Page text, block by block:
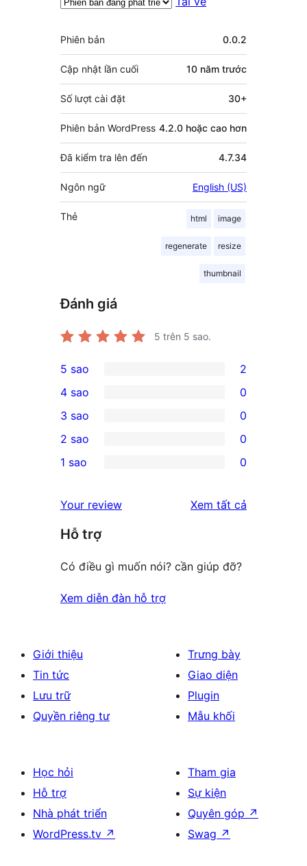
Meta
Phiên bản 0.0.2
Cập nhật lần cuối 10 năm trước
Số lượt cài đặt 30+
Phiên bản WordPress 4.2.0 hoặc cao hơn
Đã kiểm tra lên đến 4.7.34
Ngôn ngữ English (US)
Thẻ html image
regenerate resize
thumbnail
Đánh giá
5 trên 5 sao.
2
5-
star
reviews
5 sao 2
4-
star
reviews
4 sao 0
0
3-
star
3 sao 0
2-
reviews
2 sao 0
star
reviews
1 sao 0
Your review Xem tất cả
Hỗ trợ
Có điều gì muốn nói? cần giúp đỡ?
Xem diễn đàn hỗ trợ
Giới thiệu
Tin tức
Lưu trữ
Quyền riêng tư
Trưng bày
Giao diện
Plugin
Mẫu khối
Học hỏi
Hỗ trợ
Nhà phát triển
WordPress.tv ↗
Tham gia
Sự kiện
Quyên góp ↗
Swag ↗